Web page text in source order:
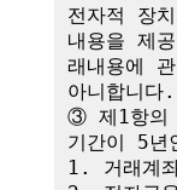
전자적 장
내용을 제
래내용에
아니합니다.
③ 제1항의
기간이 5
1. 거래계